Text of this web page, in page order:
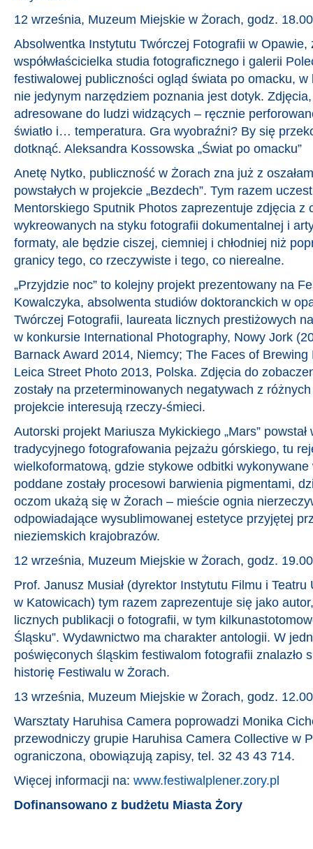
12 września, Muzeum Miejskie w Żorach, godz. 18.00
Absolwentka Instytutu Twórczej Fotografii w Opawie,
współwłaścicielka studia fotograficznego i galerii
festiwalowej publiczności ogląd świata po omacku,
nie jedynym narzędziem poznania jest dotyk.
adresowane do ludzi widzących – ręcznie
światło i… temperatura. Gra wyobraźni? By się
dotknąć. Aleksandra Kossowska „Świat po omacku”
Anetę Nytko, publiczność w Żorach zna już z
powstałych w projekcie „Bezdech”. Tym razem
Mentorskiego Sputnik Photos zaprezentuje zdjęcia z
wykreowanych na styku fotografii dokumentalnej i
formaty, ale będzie ciszej, ciemniej i chłodniej niż
granicy tego, co rzeczywiste i tego, co nierealne.
„Przyjdzie noc” to kolejny projekt prezentowany na
Kowalczyka, absolwenta studiów doktoranckich w
Twórczej Fotografii, laureata licznych prestiżowych
w konkursie International Photography, Nowy Jork
Barnack Award 2014, Niemcy; The Faces of
Leica Street Photo 2013, Polska. Zdjęcia do
zostały na przeterminowanych negatywach z
projekcie interesują rzeczy-śmieci.
Autorski projekt Mariusza Mykickiego „Mars”
tradycyjnego fotografowania pejzażu górskiego, tu
wielkoformatową, gdzie stykowe odbitki
poddane zostały procesowi barwienia pigmentami,
oczom ukażą się w Żorach – mieście ognia
odpowiadające wysublimowanej estetyce przyjętej
nieziemskich krajobrazów.
12 września, Muzeum Miejskie w Żorach, godz. 19.00
Prof. Janusz Musiał (dyrektor Instytutu Filmu i
w Katowicach) tym razem zaprezentuje się jako
licznych publikacji o fotografii, w tym
Śląsku”. Wydawnictwo ma charakter antologii. W
poświęconych śląskim festiwalom fotografii znalazło
historię Festiwalu w Żorach.
13 września, Muzeum Miejskie w Żorach, godz. 12.00
Warsztaty Haruhisa Camera poprowadzi Monika
przewodniczy grupie Haruhisa Camera Collective w
ograniczona, obowiązują zapisy, tel. 32 43 43 714.
Więcej informacji na: www.festiwalplener.zory.pl
Dofinansowano z budżetu Miasta Żory